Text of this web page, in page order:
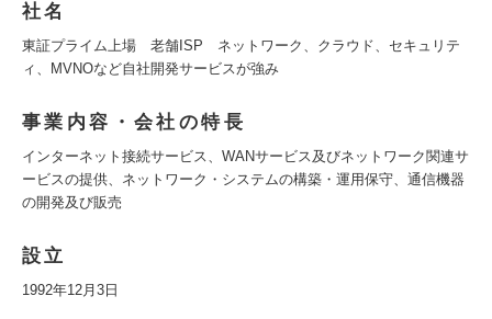
社名
東証プライム上場 老舗ISP ネットワーク、クラウド、セキュリテ
ィ、MVNOなど自社開発サービスが強み
事業内容・会社の特長
インターネット接続サービス、WANサービス及びネットワーク関連サ
ービスの提供、ネットワーク・システムの構築・運用保守、通信機器
の開発及び販売
設立
1992年12月3日